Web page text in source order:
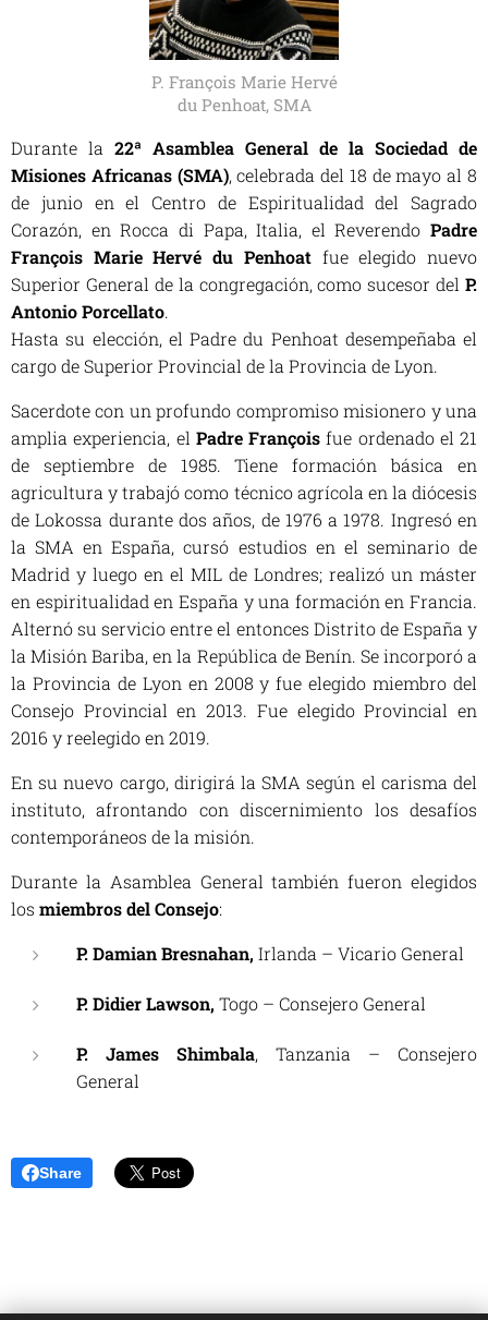
P. François Marie Hervé
du Penhoat, SMA
Durante la 22ª Asamblea General de la Sociedad de
Misiones Africanas (SMA), celebrada del 18 de mayo al 8
de junio en el Centro de Espiritualidad del Sagrado
Corazón, en Rocca di Papa, Italia, el Reverendo Padre
François Marie Hervé du Penhoatfue elegido nuevo
Superior General de la congregación, como sucesor del P.
Antonio Porcellato.
Hasta su elección, el Padre du Penhoat desempeñaba el
cargo de Superior Provincial de la Provincia de Lyon.
Sacerdote con un profundo compromiso misionero y una
amplia experiencia, el Padre François fue ordenado el 21
de septiembre de 1985. Tiene formación básica en
agricultura y trabajó como técnico agrícola en la diócesis
de Lokossa durante dos años, de 1976 a 1978. Ingresó en
la SMA en España, cursó estudios en el seminario de
Madrid y luego en el MIL de Londres; realizó un máster
en espiritualidad en España y una formación en Francia.
Alternó su servicio entre el entonces Distrito de España y
la Misión Bariba, en la República de Benín. Se incorporó a
la Provincia de Lyon en 2008 y fue elegido miembro del
Consejo Provincial en 2013. Fue elegido Provincial en
2016 y reelegido en 2019.
En su nuevo cargo, dirigirá la SMA según el carisma del
instituto, afrontando con discernimiento los desafíos
contemporáneos de la misión.
Durante la Asamblea General también fueron elegidos
los miembros del Consejo:
P. Damian Bresnahan, Irlanda – Vicario General
P. Didier Lawson, Togo – Consejero General
P. James Shimbala, Tanzania – Consejero
General
Share